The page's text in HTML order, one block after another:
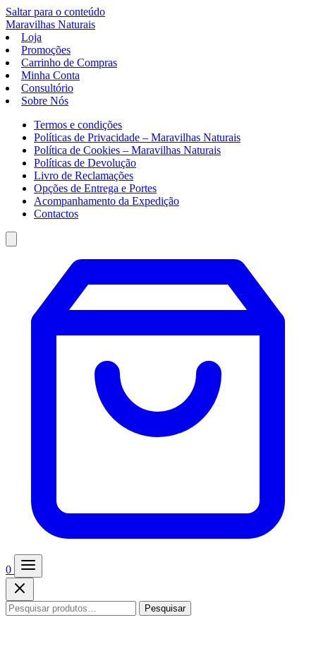
Saltar para o conteúdo
Maravilhas Naturais
Loja
Promoções
Carrinho de Compras
Minha Conta
Consultório
Sobre Nós
Termos e condições
Políticas de Privacidade – Maravilhas Naturais
Política de Cookies – Maravilhas Naturais
Políticas de Devolução
Livro de Reclamações
Opções de Entrega e Portes
Acompanhamento da Expedição
Contactos
0
Pesquisar